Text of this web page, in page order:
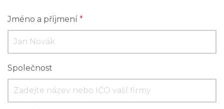
Jméno a příjmení *
Společnost